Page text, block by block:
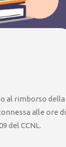
al rimborso della
alle ore di
del CCNL.